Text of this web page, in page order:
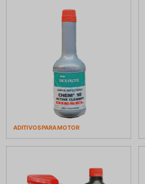
ADITIVOS PARA MOTOR